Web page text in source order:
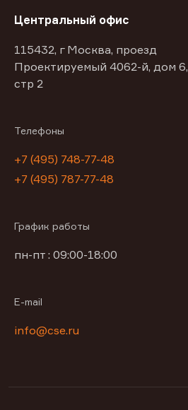
Центральный офис
115432, г Москва, проезд
Проектируемый 4062-й, дом 6,
стр 2
Телефоны
+7 (495) 748-77-48
+7 (495) 787-77-48
График работы
пн-пт : 09:00-18:00
E-mail
info@cse.ru